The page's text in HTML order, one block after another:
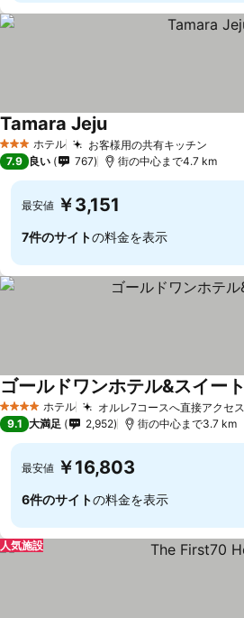
3 ホテルのランク
ホテル お客様用の共有キッチン
Tamara Jeju
7.9 良い 767 街の中心まで4.7 km
最安値 ￥3,151
7件のサイトの料金を表示
4 ホテルのランク
ホテル オルレ7コースへ直接アクセス
ゴールドワンホテル&スイート
9.1 大満足 2,952 街の中心まで3.7 km
最安値 ￥16,803
6件のサイトの料金を表示
人気施設